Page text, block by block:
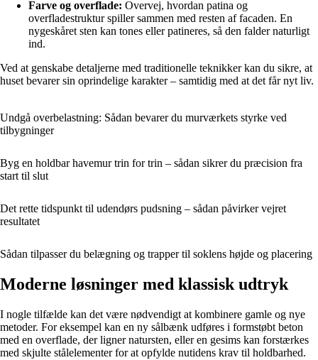
Farve og overflade: Overvej, hvordan patina og
overfladestruktur spiller sammen med resten af facaden. En
nygeskåret sten kan tones eller patineres, så den falder naturligt
ind.
Ved at genskabe detaljerne med traditionelle teknikker kan du sikre, at
huset bevarer sin oprindelige karakter – samtidig med at det får nyt liv.
Undgå overbelastning: Sådan bevarer du murværkets styrke ved
tilbygninger
Byg en holdbar havemur trin for trin – sådan sikrer du præcision fra
start til slut
Det rette tidspunkt til udendørs pudsning – sådan påvirker vejret
resultatet
Sådan tilpasser du belægning og trapper til soklens højde og placering
Moderne løsninger med klassisk udtryk
I nogle tilfælde kan det være nødvendigt at kombinere gamle og nye
metoder. For eksempel kan en ny sålbænk udføres i formstøbt beton
med en overflade, der ligner natursten, eller en gesims kan forstærkes
med skjulte stålelementer for at opfylde nutidens krav til holdbarhed.